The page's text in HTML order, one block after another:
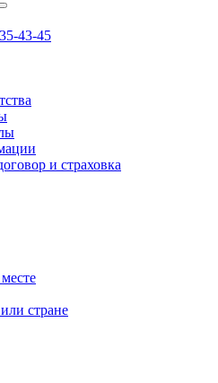
43-45
и страховка
стране